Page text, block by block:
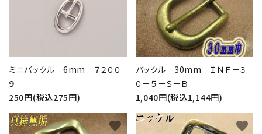
ミニバックル 6mm ７２００
９
250円(税込275円)
バックル 30mm ＩＮＦ－３
０－５－Ｓ－Ｂ
1,040円(税込1,144円)
favorite favorite